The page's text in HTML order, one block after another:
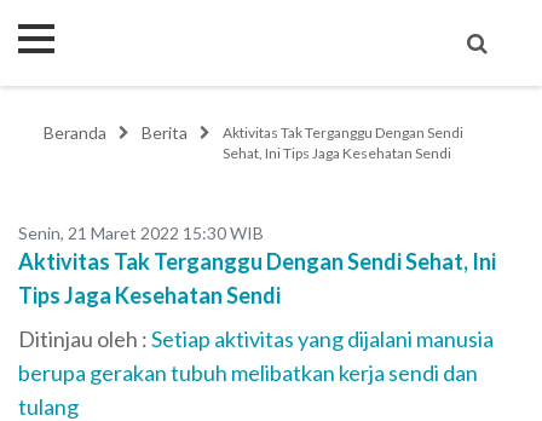
Beranda Berita
Aktivitas Tak Terganggu Dengan Sendi
Sehat, Ini Tips Jaga Kesehatan Sendi
Senin, 21 Maret 2022 15:30 WIB
Aktivitas Tak Terganggu Dengan Sendi Sehat, Ini
Tips Jaga Kesehatan Sendi
Ditinjau oleh :Setiap aktivitas yang dijalani manusia
berupa gerakan tubuh melibatkan kerja sendi dan
tulang